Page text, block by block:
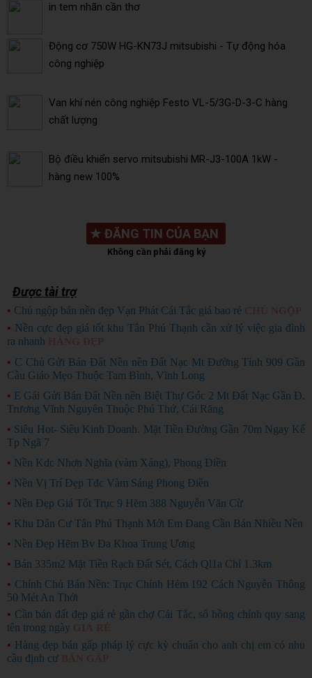
in tem nhãn cần thơ
Động cơ 750W HG-KN73J mitsubishi - Tự động hóa
công nghiệp
Van khí nén công nghiệp Festo VL-5/3G-D-3-C hàng
chất lượng
Bộ điều khiển servo mitsubishi MR-J3-100A 1kW -
hàng new 100%
★ ĐĂNG TIN CỦA BẠN
Không cần phải đăng ký
Được tài trợ
• Chủ ngộp bán nền đẹp Vạn Phát Cái Tắc giá bao rẻ
• Nền cực đẹp giá tốt khu Tân Phú Thạnh cần xử lý việc gia đình
ra nhanh
• C Chủ Gửi Bán Đất Nền nền Đất Nạc Mt Đường Tỉnh 909 Gần
Cầu Giáo Mẹo Thuộc Tam Bình, Vĩnh Long
• E Gái Gửi Bán Đất Nền nền Biệt Thự Góc 2 Mt Đất Nạc Gần Đ.
Trương Vĩnh Nguyên Thuộc Phú Thứ, Cái Răng
• Siêu Hot- Siêu Kinh Doanh. Mặt Tiền Đường Gần 70m Ngay Kế
Tp Ngã 7
• Nền Kdc Nhơn Nghĩa (vàm Xáng), Phong Điền
• Nền Vị Trí Đẹp Tđc Vàm Sáng Phong Điền
• Nền Đẹp Giá Tốt Trục 9 Hẽm 388 Nguyễn Văn Cừ
• Khu Dân Cư Tân Phú Thạnh Mới Em Đang Cần Bán Nhiều Nền
• Nền Đẹp Hẽm Bv Đa Khoa Trung Ương
• Bán 335m2 Mặt Tiền Rạch Đất Sét, Cách Ql1a Chỉ 1.3km
• Chính Chủ Bán Nền: Trục Chính Hẻm 192 Cách Nguyễn Thông
50 Mét An Thới
• Cần bán đất đẹp giá rẻ gần chợ Cái Tắc, sổ hồng chính quy sang
tên trong ngày
• Hàng đẹp bán gấp pháp lý cực kỳ chuẩn cho anh chị em có nhu
cầu định cư